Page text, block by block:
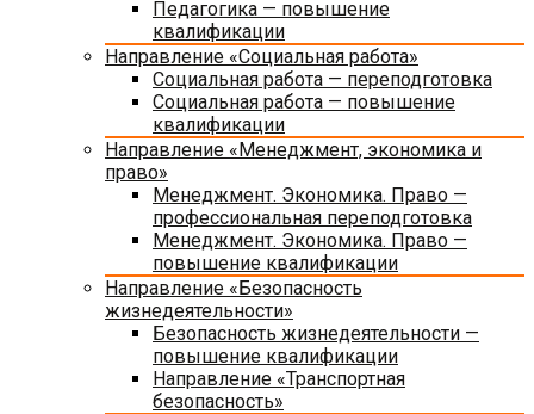
Педагогика — повышение
квалификации
Направление «Социальная работа»
Социальная работа — переподготовка
Социальная работа — повышение
квалификации
Направление «Менеджмент, экономика и
право»
Менеджмент. Экономика. Право —
профессиональная переподготовка
Менеджмент. Экономика. Право —
повышение квалификации
Направление «Безопасность
жизнедеятельности»
Безопасность жизнедеятельности —
повышение квалификации
Направление «Транспортная
безопасность»